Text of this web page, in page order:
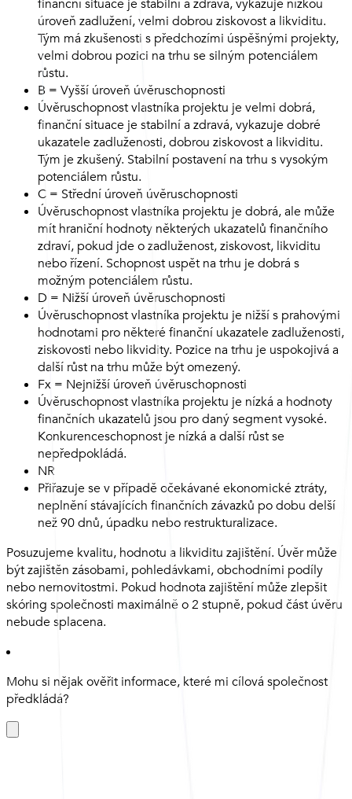
finanční situace je stabilní a zdravá, vykazuje nízkou
úroveň zadlužení, velmi dobrou ziskovost a likviditu.
Tým má zkušenosti s předchozími úspěšnými projekty,
velmi dobrou pozici na trhu se silným potenciálem
růstu.
B = Vyšší úroveň úvěruschopnosti
Úvěruschopnost vlastníka projektu je velmi dobrá,
finanční situace je stabilní a zdravá, vykazuje dobré
ukazatele zadluženosti, dobrou ziskovost a likviditu.
Tým je zkušený. Stabilní postavení na trhu s vysokým
potenciálem růstu.
C = Střední úroveň úvěruschopnosti
Úvěruschopnost vlastníka projektu je dobrá, ale může
mít hraniční hodnoty některých ukazatelů finančního
zdraví, pokud jde o zadluženost, ziskovost, likviditu
nebo řízení. Schopnost uspět na trhu je dobrá s
možným potenciálem růstu.
D = Nižší úroveň úvěruschopnosti
Úvěruschopnost vlastníka projektu je nižší s prahovými
hodnotami pro některé finanční ukazatele zadluženosti,
ziskovosti nebo likvidity. Pozice na trhu je uspokojivá a
další růst na trhu může být omezený.
Fx = Nejnižší úroveň úvěruschopnosti
Úvěruschopnost vlastníka projektu je nízká a hodnoty
finančních ukazatelů jsou pro daný segment vysoké.
Konkurenceschopnost je nízká a další růst se
nepředpokládá.
NR
Přiřazuje se v případě očekávané ekonomické ztráty,
neplnění stávajících finančních závazků po dobu delší
než 90 dnů, úpadku nebo restrukturalizace.
Posuzujeme kvalitu, hodnotu a likviditu zajištění. Úvěr může
být zajištěn zásobami, pohledávkami, obchodními podíly
nebo nemovitostmi. Pokud hodnota zajištění může zlepšit
skóring společnosti maximálně o 2 stupně, pokud část úvěru
nebude splacena.
Mohu si nějak ověřit informace, které mi cílová společnost
předkládá?